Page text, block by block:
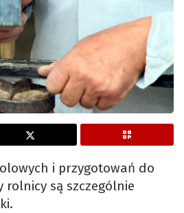
i przygotowań do
rolnicy są szczególnie